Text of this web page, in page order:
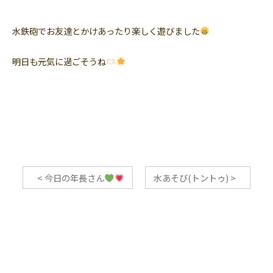
水鉄砲でお友達とかけあったり楽しく遊びました
明日も元気に過ごそうね
<今日の年長さん 水あそび(トントゥ) >